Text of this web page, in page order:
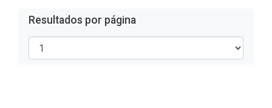
Resultados por página